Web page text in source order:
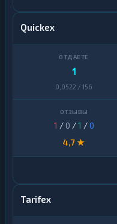
Quickex
1
0,0522 / 156
1 / 0 /1 /0
4,7 ★
Tarifex